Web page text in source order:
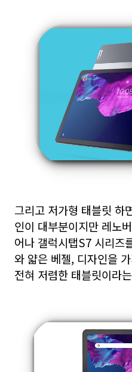
그리고 저가형 태블릿 하
인이 대부분이지만 레노
어나 갤럭시탭S7 시리즈
와 얇은 베젤, 디자인을
전혀 저렴한 태블릿이라